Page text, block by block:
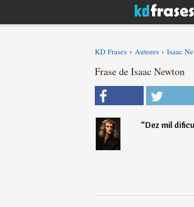
KD Frases › Autores › Isaac
Frase de Isaac Newton
“Dez mil